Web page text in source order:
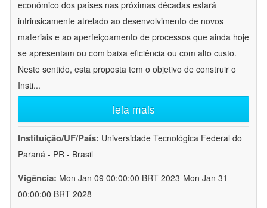
econômico dos países nas próximas décadas estará
intrinsicamente atrelado ao desenvolvimento de novos
materiais e ao aperfeiçoamento de processos que ainda hoje
se apresentam ou com baixa eficiência ou com alto custo.
Neste sentido, esta proposta tem o objetivo de construir o
Insti...
leia mais
Instituição/UF/País: Universidade Tecnológica Federal do
Paraná - PR - Brasil
Vigência: Mon Jan 09 00:00:00 BRT 2023-Mon Jan 31
00:00:00 BRT 2028